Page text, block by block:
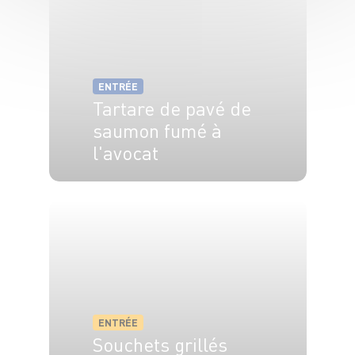
ENTRÉE
Tartare de pavé de
saumon fumé à
l'avocat
ENTRÉE
Souchets grillés